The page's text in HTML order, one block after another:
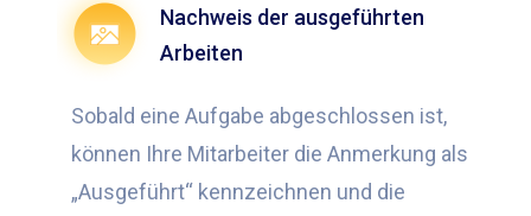
Nachweis der ausgeführten
Arbeiten
Sobald eine Aufgabe abgeschlossen ist,
können Ihre Mitarbeiter die Anmerkung als
„Ausgeführt“ kennzeichnen und die